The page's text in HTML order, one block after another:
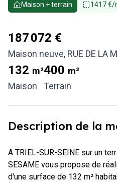
Maison + terrain 1417 €/
187 072 €
Maison neuve, RUE DE LA
132 m²
Maison
400 m²
Terrain
Description de la
A TRIEL-SUR-SEINE sur un
SESAME vous propose de
d'une surface de 132 m²